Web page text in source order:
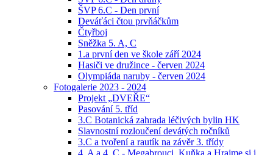
ŠVP 6.C - Den první
Deváťáci čtou prvňáčkům
Čtyřboj
Sněžka 5. A, C
1.a první den ve škole září 2024
Hasiči ve družince - červen 2024
Olympiáda naruby - červen 2024
Fotogalerie 2023 - 2024
Projekt „DVEŘE“
Pasování 5. tříd
3.C Botanická zahrada léčivých bylin HK
Slavnostní rozloučení devátých ročníků
3.C a tvoření a rautík na závěr 3. třídy